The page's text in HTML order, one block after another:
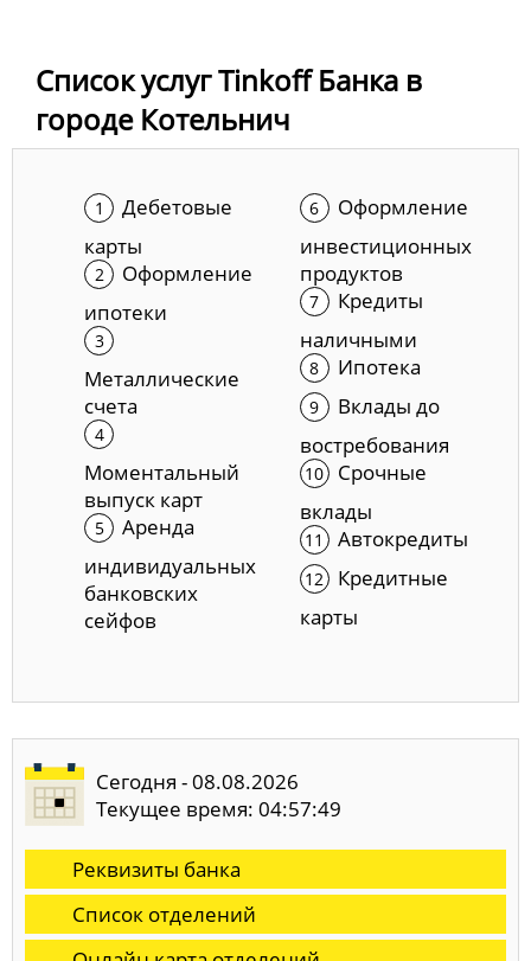
Список услуг Tinkoff Банка в
городе Котельнич
Дебетовые
карты
Оформление
ипотеки
Металлические
счета
Моментальный
выпуск карт
Аренда
индивидуальных
банковских
сейфов
Оформление
инвестиционных
продуктов
Кредиты
наличными
Ипотека
Вклады до
востребования
Срочные
вклады
Автокредиты
Кредитные
карты
Сегодня - 08.08.2026
Текущее время: 04:57:50
Реквизиты банка
Список отделений